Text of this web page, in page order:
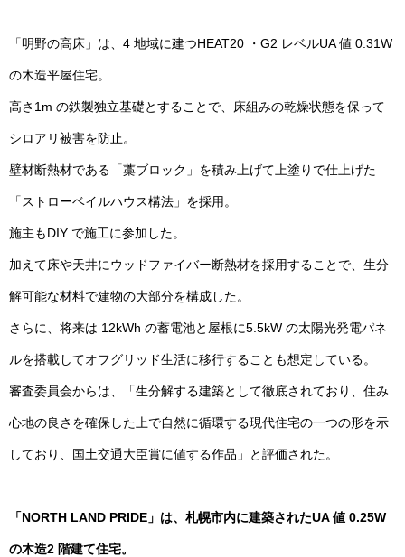
「明野の高床」は、4 地域に建つHEAT20 ・G2 レベルUA 値 0.31W
の木造平屋住宅。
高さ1m の鉄製独立基礎とすることで、床組みの乾燥状態を保って
シロアリ被害を防止。
壁材断熱材である「藁ブロック」を積み上げて上塗りで仕上げた
「ストローベイルハウス構法」を採用。
施主もDIY で施工に参加した。
加えて床や天井にウッドファイバー断熱材を採用することで、生分
解可能な材料で建物の大部分を構成した。
さらに、将来は 12kWh の蓄電池と屋根に5.5kW の太陽光発電パネ
ルを搭載してオフグリッド生活に移行することも想定している。
審査委員会からは、「生分解する建築として徹底されており、住み
心地の良さを確保した上で自然に循環する現代住宅の一つの形を示
しており、国土交通大臣賞に値する作品」と評価された。
「NORTH LAND PRIDE」は、札幌市内に建築されたUA 値 0.25W
の木造2 階建て住宅。